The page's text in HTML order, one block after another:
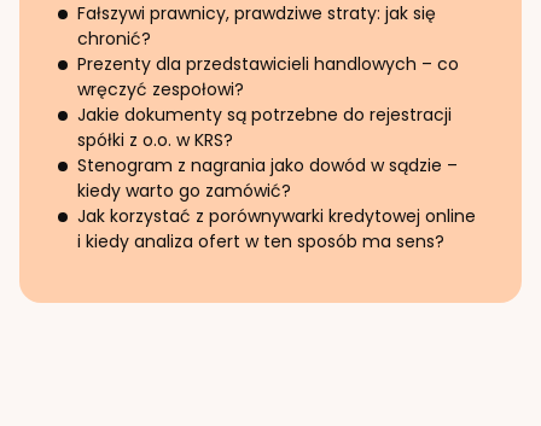
Fałszywi prawnicy, prawdziwe straty: jak się
chronić?
Prezenty dla przedstawicieli handlowych – co
wręczyć zespołowi?
Jakie dokumenty są potrzebne do rejestracji
spółki z o.o. w KRS?
Stenogram z nagrania jako dowód w sądzie –
kiedy warto go zamówić?
Jak korzystać z porównywarki kredytowej online
i kiedy analiza ofert w ten sposób ma sens?